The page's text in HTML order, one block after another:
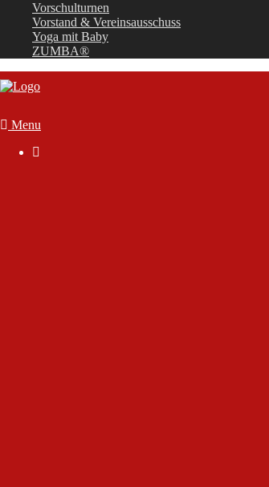
Vorschulturnen
Vorstand & Vereinsausschuss
Yoga mit Baby
ZUMBA®
Menu
